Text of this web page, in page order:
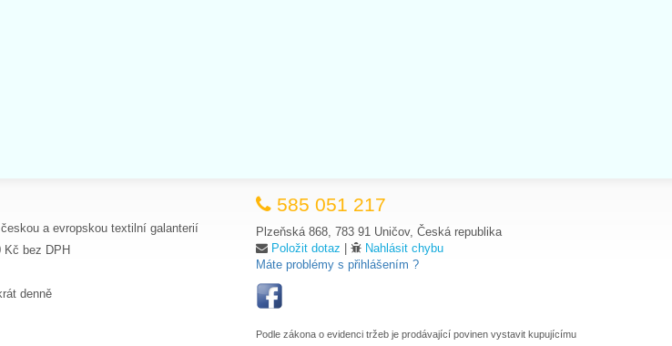
a evropskou textilní galanterií
Kč bez DPH
denně
585 051 217
Plzeňská 868, 783 91 Uničov, Česká republika
Položit dotaz |
Nahlásit chybu
Máte problémy s přihlášením ?
Podle zákona o evidenci tržeb je prodávající povinen vystavit kupujícímu